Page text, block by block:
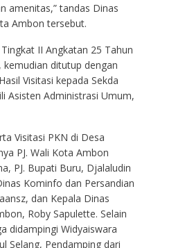
amenitas,” tandas Dinas
Ambon tersebut.
II Angkatan 25 Tahun
kemudian ditutup dengan
Visitasi kepada Sekda
Asisten Administrasi Umum,
Visitasi PKN di Desa
PJ. Wali Kota Ambon
PJ. Bupati Buru, Djalaludin
Kominfo dan Persandian
dan Kepala Dinas
Roby Sapulette. Selain
didampingi Widyaiswara
Selang, Pendamping dari